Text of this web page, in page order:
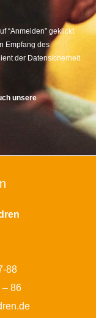
“Anmelden” geklickt
Empfang des
der Datensicherheit
unsere
88
– 86